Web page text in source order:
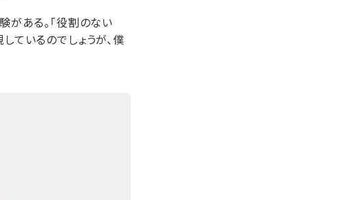
ある。「役割のない
ているのでしょうが、僕